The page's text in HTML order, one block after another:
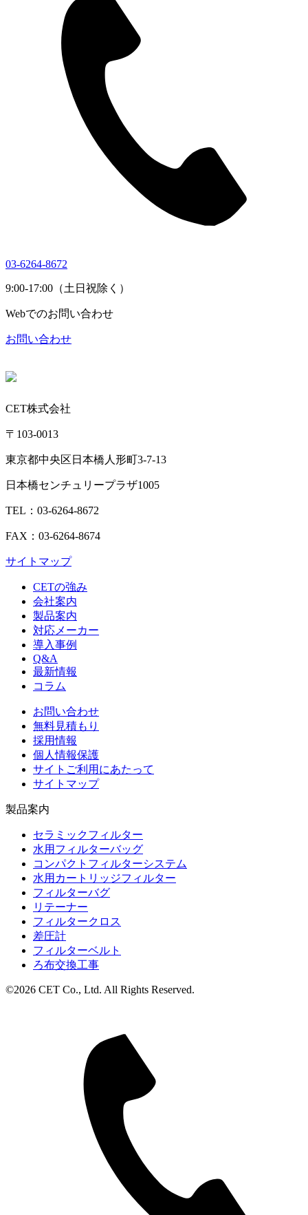
03-6264-8672
9:00-17:00（土日祝除く）
Webでのお問い合わせ
お問い合わせ
CET株式会社
〒103-0013
東京都中央区日本橋人形町3-7-13
日本橋センチュリープラザ1005
TEL：03-6264-8672
FAX：03-6264-8674
サイトマップ
CETの強み
会社案内
製品案内
対応メーカー
導入事例
Q&A
最新情報
コラム
お問い合わせ
無料見積もり
採用情報
個人情報保護
サイトご利用にあたって
サイトマップ
製品案内
セラミックフィルター
水用フィルターバッグ
コンパクトフィルターシステム
水用カートリッジフィルター
フィルターバグ
リテーナー
フィルタークロス
差圧計
フィルターベルト
ろ布交換工事
©2026 CET Co., Ltd. All Rights Reserved.